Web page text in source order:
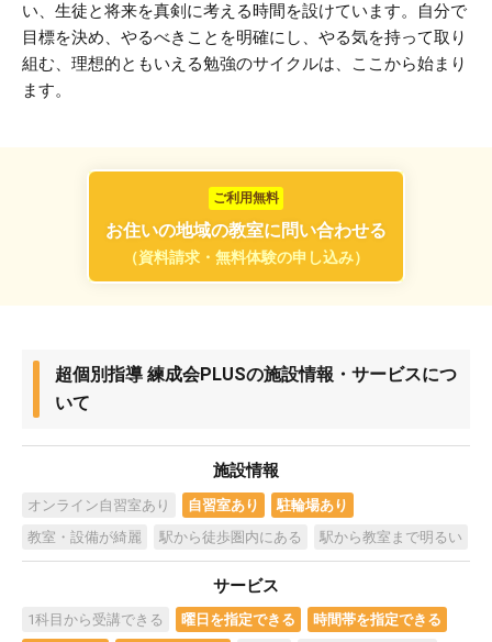
い、生徒と将来を真剣に考える時間を設けています。自分で
目標を決め、やるべきことを明確にし、やる気を持って取り
組む、理想的ともいえる勉強のサイクルは、ここから始まり
ます。
ご利用無料
お住いの地域の教室に問い合わせる
（資料請求・無料体験の申し込み）
超個別指導 練成会PLUSの施設情報・サービスにつ
いて
施設情報
オンライン自習室あり 自習室あり
駐輪場あり
教室・設備が綺麗
駅から徒歩圏内にある 駅から教室まで明るい
サービス
1科目から受講できる 曜日を指定できる
時間帯を指定できる